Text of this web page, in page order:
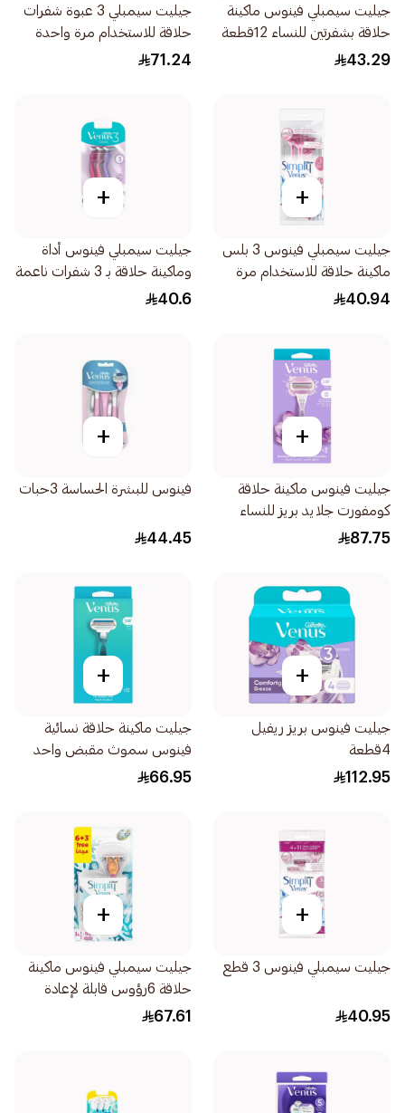
جيليت سيمبلي فينوس ماكينة
حلاقة بشفرتين للنساء 12قطعة
43.29
جيليت سيمبلي 3 عبوة شفرات
حلاقة للاستخدام مرة واحدة
للنساء 12قطعة
71.24
+
جيليت سيمبلي فينوس 3 بلس
ماكينة حلاقة للاستخدام مرة
واحدة 4قطعة
40.94
+
جيليت سيمبلي فينوس أداة
وماكينة حلاقة بـ 3 شفرات ناعمة
3قطعة
40.6
+
جيليت فينوس ماكينة حلاقة
كومفورت جلايد بريز للنساء
1قطعة
87.75
+
فينوس للبشرة الحساسة 3حبات
44.45
+
جيليت فينوس بريز ريفيل
4قطعة
112.95
+
جيليت ماكينة حلاقة نسائية
فينوس سموث مقبض واحد
وغيارين 3قطعة
66.95
+
جيليت سيمبلي فينوس 3 قطع
40.95
+
جيليت سيمبلي فينوس ماكينة
حلاقة 6رؤوس قابلة لإعادة
التعبئة 3قطعة
67.61